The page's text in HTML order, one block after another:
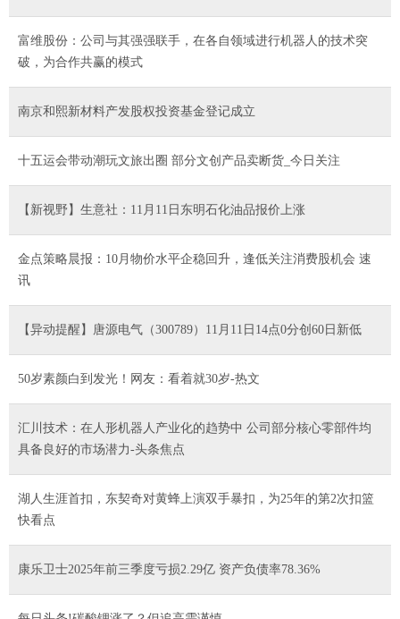
富维股份：公司与其强强联手，在各自领域进行机器人的技术突
破，为合作共赢的模式
南京和熙新材料产发股权投资基金登记成立
十五运会带动潮玩文旅出圈 部分文创产品卖断货_今日关注
【新视野】生意社：11月11日东明石化油品报价上涨
金点策略晨报：10月物价水平企稳回升，逢低关注消费股机会 速
讯
【异动提醒】唐源电气（300789）11月11日14点0分创60日新低
50岁素颜白到发光！网友：看着就30岁-热文
汇川技术：在人形机器人产业化的趋势中 公司部分核心零部件均
具备良好的市场潜力-头条焦点
湖人生涯首扣，东契奇对黄蜂上演双手暴扣，为25年的第2次扣篮
快看点
康乐卫士2025年前三季度亏损2.29亿 资产负债率78.36%